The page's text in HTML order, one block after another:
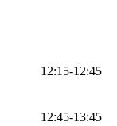
12:15-12:45
12:45-13:45